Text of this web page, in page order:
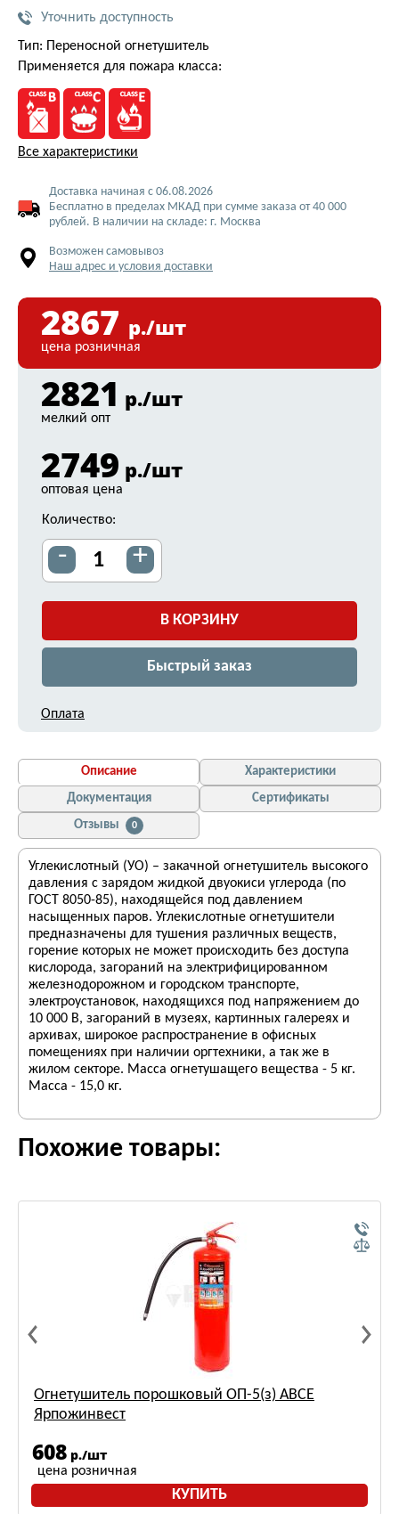
Уточнить доступность
Тип: Переносной огнетушитель
Применяется для пожара класса:
Все характеристики
Доставка начиная с 06.08.2026
Бесплатно в пределах МКАД при сумме заказа от 40 000
рублей. В наличии на складе: г. Москва
Возможен самовывоз
Наш адрес и условия доставки
2867 р./шт
цена розничная
2821 р./шт
мелкий опт
2749 р./шт
оптовая цена
Количество:
- +
В КОРЗИНУ
Быстрый заказ
Оплата
Описание
Характеристики
Документация
Сертификаты
Отзывы
0
Углекислотный (УО) – закачной огнетушитель высокого
давления с зарядом жидкой двуокиси углерода (по
ГОСТ 8050-85), находящейся под давлением
насыщенных паров. Углекислотные огнетушители
предназначены для тушения различных веществ,
горение которых не может происходить без доступа
кислорода, загораний на электрифицированном
железнодорожном и городском транспорте,
электроустановок, находящихся под напряжением до
10 000 В, загораний в музеях, картинных галереях и
архивах, широкое распространение в офисных
помещениях при наличии оргтехники, а так же в
жилом секторе. Масса огнетушащего вещества - 5 кг.
Масса - 15,0 кг.
Похожие товары:
Огнетушитель порошковый ОП-5(з) АВСЕ
Ярпожинвест
608 р./шт
цена розничная
КУПИТЬ